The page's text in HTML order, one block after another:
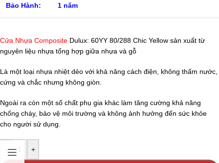
Bảo Hành: 1 năm
Cửa Nhựa Composite Dulux: 60YY 80/288 Chic Yellow sản xuất từ
nguyên liệu nhựa tổng hợp giữa nhựa và gỗ
Là một loại nhựa nhiệt dẻo với khả năng cách điện, không thấm nước,
cứng và chắc nhưng không giòn.
Ngoài ra còn một số chất phụ gia khác làm tăng cường khả năng
chống cháy, bảo vệ môi trường và không ảnh hưởng đến sức khỏe
cho người sử dụng.
- +